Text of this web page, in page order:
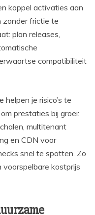
koppel activaties aan
zonder frictie te
plan releases,
compatibiliteit
je risico’s te
prestaties bij groei:
multitenant
en CDN voor
snel te spotten. Zo
voorspelbare kostprijs